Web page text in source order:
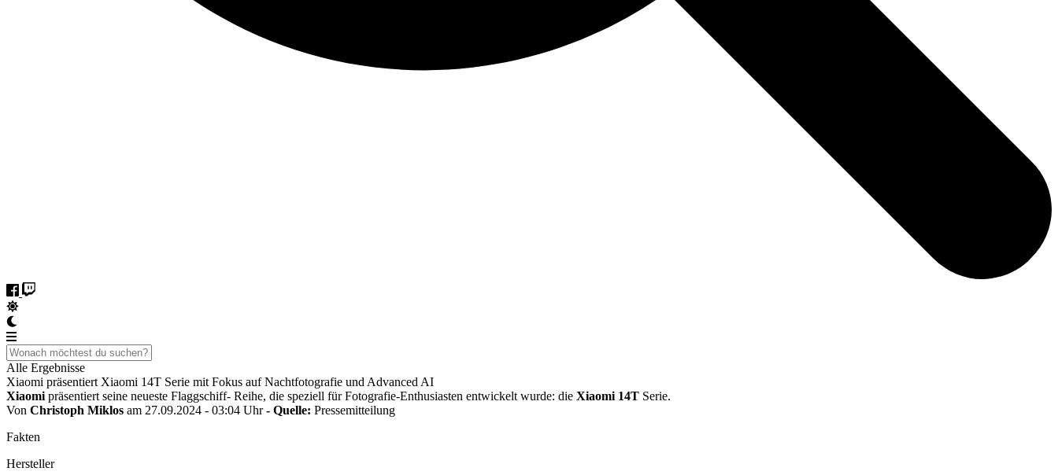
Alle Ergebnisse
Xiaomi präsentiert Xiaomi 14T Serie mit Fokus auf Nachtfotografie und Advanced AI
Xiaomi präsentiert seine neueste Flaggschiff- Reihe, die speziell für Fotografie-Enthusiasten entwickelt wurde: die Xiaomi 14T Serie.
Von Christoph Miklos am 27.09.2024 - 03:04 Uhr- Quelle: Pressemitteilung
Fakten
Hersteller